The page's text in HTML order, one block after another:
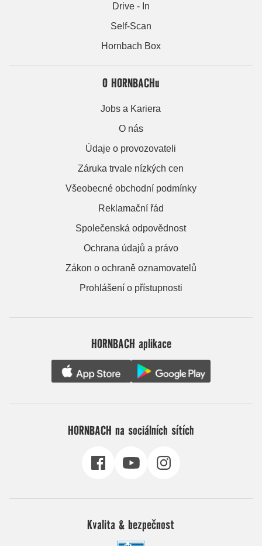
Drive - In
Self-Scan
Hornbach Box
O HORNBACHu
Jobs a Kariera
O nás
Údaje o provozovateli
Záruka trvale nízkých cen
Všeobecné obchodní podmínky
Reklamační řád
Společenská odpovědnost
Ochrana údajů a právo
Zákon o ochraně oznamovatelů
Prohlášení o přístupnosti
HORNBACH aplikace
HORNBACH na sociálních sítích
Kvalita & bezpečnost